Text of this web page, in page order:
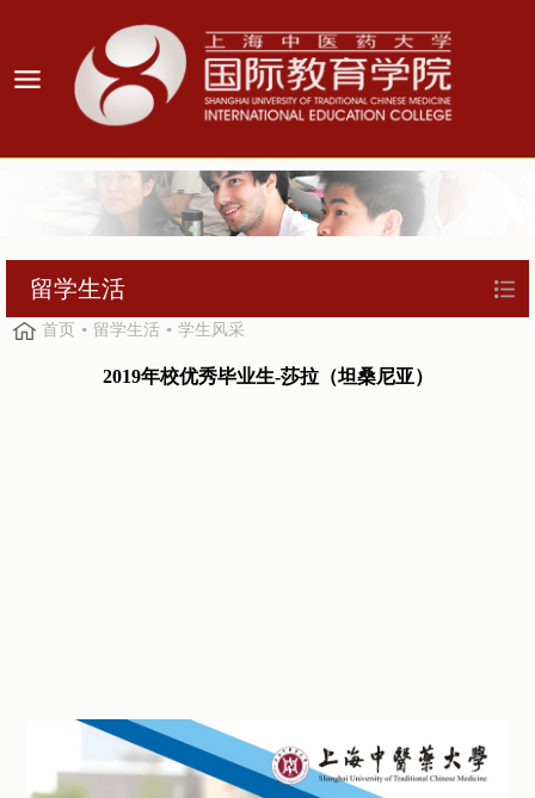
留学生活
首页 留学生活 学生风采
2019年校优秀毕业生-莎拉（坦桑尼亚）